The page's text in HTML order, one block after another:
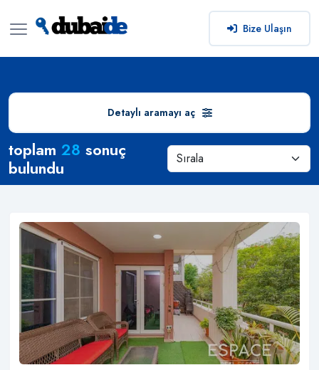
Bize Ulaşın
Arama SonuçlarıDetaylı aramayı aç
toplam 28 sonuç
bulundu